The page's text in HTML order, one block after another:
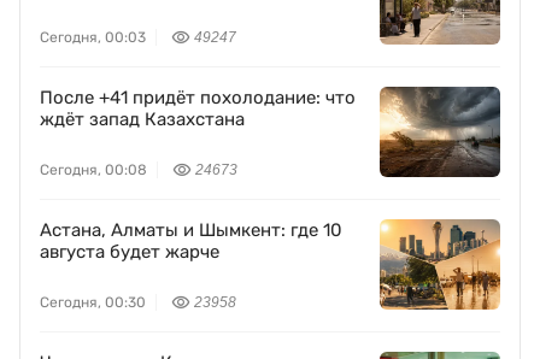
Сегодня, 00:03 49247
После +41 придёт похолодание: что
ждёт запад Казахстана
Сегодня, 00:08 24673
Астана, Алматы и Шымкент: где 10
августа будет жарче
Сегодня, 00:30 23958